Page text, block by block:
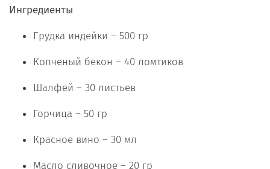
Ингредиенты
Грудка индейки – 500 гр
Копченый бекон – 40 ломтиков
Шалфей – 30 листьев
Горчица – 50 гр
Красное вино – 30 мл
Масло сливочное – 20 гр